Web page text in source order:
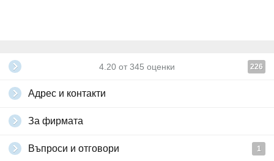
4.20 от 345 оценки 226
Адрес и контакти
За фирмата
Въпроси и отговори 1